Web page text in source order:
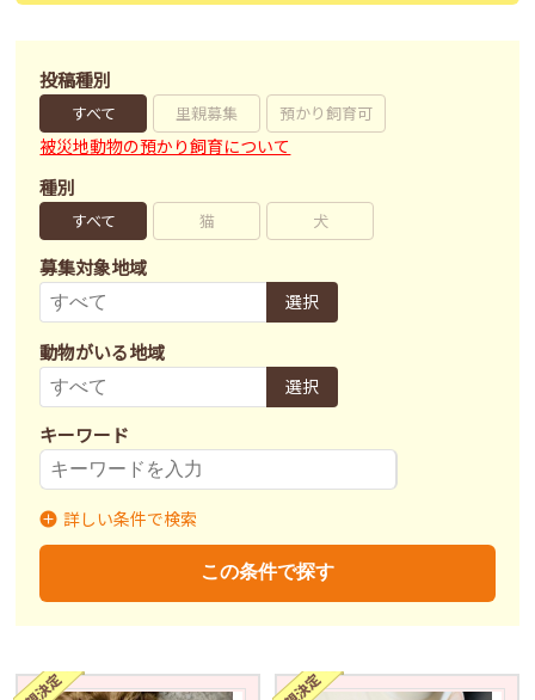
投稿種別
すべて 里親募集 預かり飼育可
被災地動物の預かり飼育について
種別
すべて 猫 犬
募集対象地域
選択
動物がいる地域
選択
キーワード
募集状況
不妊去勢手術
済 未 不明
詳しい条件で検索
この条件で探す